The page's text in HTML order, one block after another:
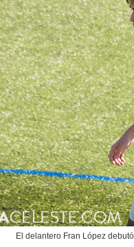
El delantero Fran López